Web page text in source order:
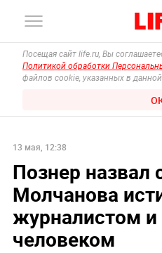
Посещая сайт life.ru, Вы
Политикой обработки
файлов cookie, указанных в
13 мая, 12:38
Познер назвал
Молчанова
журналистом
человеком